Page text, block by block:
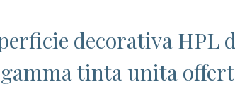
decorativa HPL
tinta unita